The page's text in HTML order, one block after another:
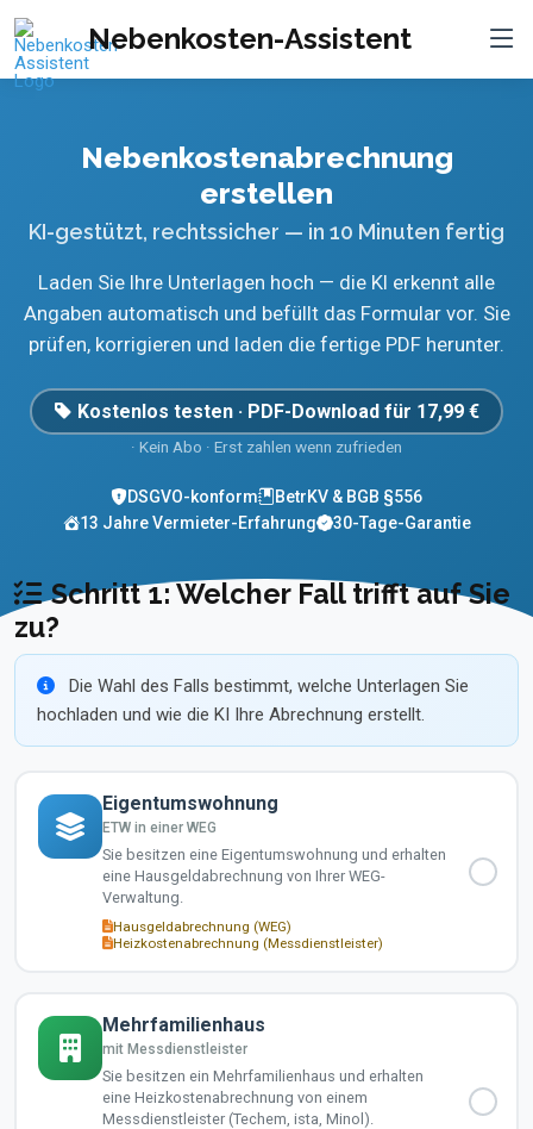
Nebenkosten-Assistent
Nebenkostenabrechnung
erstellen
KI-gestützt, rechtssicher — in 10 Minuten fertig
Laden Sie Ihre Unterlagen hoch — die KI erkennt alle
Angaben automatisch und befüllt das Formular vor. Sie
prüfen, korrigieren und laden die fertige PDF herunter.
Kostenlos testen · PDF-Download für 17,99 €
· Kein Abo · Erst zahlen wenn zufrieden
DSGVO-konform
BetrKV & BGB §556
13 Jahre Vermieter-Erfahrung
30-Tage-Garantie
Schritt 1: Welcher Fall trifft auf Sie
zu?
Die Wahl des Falls bestimmt, welche Unterlagen Sie
hochladen und wie die KI Ihre Abrechnung erstellt.
Eigentumswohnung
ETW in einer WEG
Sie besitzen eine Eigentumswohnung und erhalten
eine Hausgeldabrechnung von Ihrer WEG-
Verwaltung.
Hausgeldabrechnung (WEG)
Heizkostenabrechnung (Messdienstleister)
Mehrfamilienhaus
mit Messdienstleister
Sie besitzen ein Mehrfamilienhaus und erhalten
eine Heizkostenabrechnung von einem
Messdienstleister (Techem, ista, Minol).